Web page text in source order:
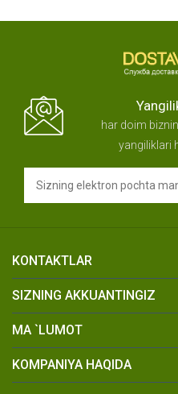
har doim
yangiliklari
KONTAKTLAR
SIZNING AKKUANTINGIZ
MA `LUMOT
KOMPANIYA HAQIDA